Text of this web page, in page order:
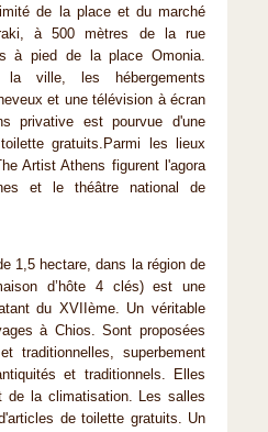
de la place et du marché
à 500 mètres de la rue
à pied de la place Omonia.
ville, les hébergements
et une télévision à écran
privative est pourvue d'une
gratuits.Parmi les lieux
Artist Athens figurent l'agora
et le théâtre national de
1,5 hectare, dans la région de
d’hôte 4 clés) est une
du XVIIème. Un véritable
à Chios. Sont proposées
traditionnelles, superbement
et traditionnels. Elles
de la climatisation. Les salles
de toilette gratuits. Un